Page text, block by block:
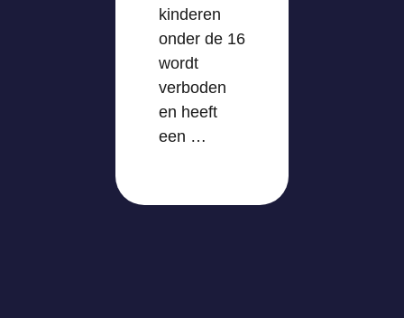
kinderen
onder de 16
wordt
verboden
en heeft
een …